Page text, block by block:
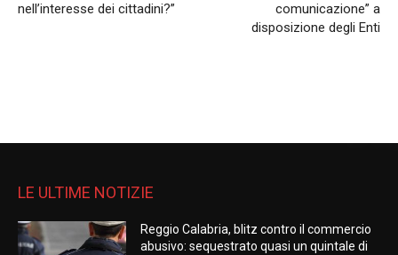
nell’interesse dei cittadini?”
comunicazione” a
disposizione degli Enti
LE ULTIME NOTIZIE
Reggio Calabria, blitz contro il commercio
abusivo: sequestrato quasi un quintale di